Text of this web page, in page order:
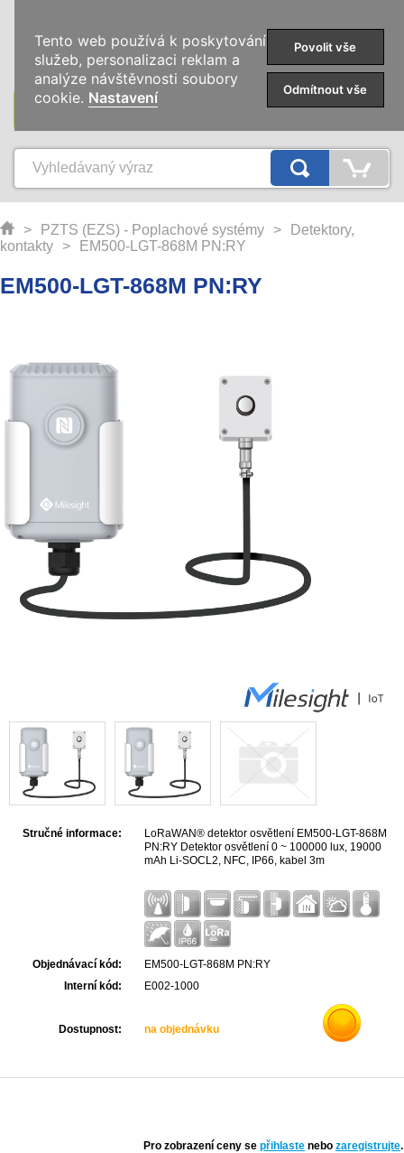
KATEGORIE
> PZTS (EZS) - Poplachové systémy >
Detektory,
kontakty
> EM500-LGT-868M PN:RY
EM500-LGT-868M PN:RY
Stručné informace:
LoRaWAN® detektor osvětlení EM500-LGT-868M
PN:RY Detektor osvětlení 0 ~ 100000 lux, 19000
mAh Li-SOCL2, NFC, IP66, kabel 3m
Objednávací kód:
EM500-LGT-868M PN:RY
Interní kód:
E002-1000
Dostupnost: na objednávku
Pro zobrazení ceny se přihlaste nebo zaregistrujte.
Tento web používá k poskytování
služeb, personalizaci reklam a
analýze návštěvnosti soubory
cookie. Nastavení
Povolit vše
Odmítnout vše